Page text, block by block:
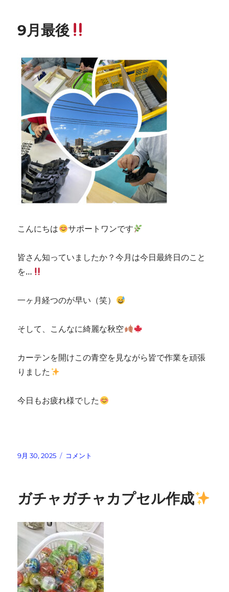
9月最後
こんにちは サポートワンです
皆さん知っていましたか？今月は今日最終日のこと
を…
一ヶ月経つのが早い（笑）
そして、こんなに綺麗な秋空
カーテンを開けこの青空を見ながら皆で作業を頑張
りました
今日もお疲れ様でした
投
9月 30, 2025
9
コメント
ガチャガチャカプセル作成